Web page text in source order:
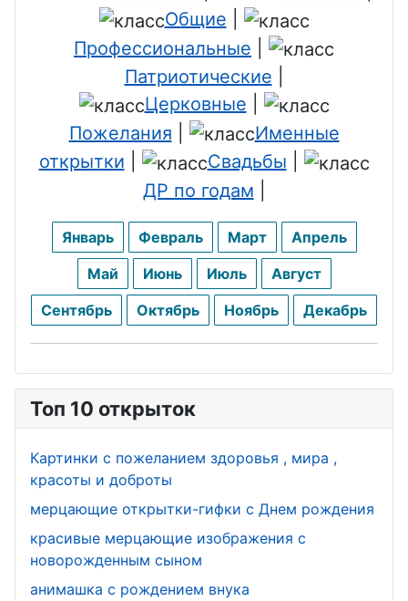
Общие
Профессиональные
Патриотические
Церковные
Пожелания
Именные
открытки
Свадьбы
ДР по годам
Январь Февраль Март
Апрель
Май
Июнь Июль
Август
Сентябрь
Октябрь Ноябрь Декабрь
Топ 10 открыток
Картинки с пожеланием здоровья , мира ,
красоты и доброты
мерцающие открытки-гифки с Днем рождения
красивые мерцающие изображения с
новорожденным сыном
анимашка с рождением внука